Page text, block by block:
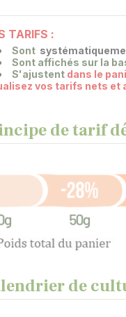
TARIFS :
Sont
Sont affichés sur la
S'ajustent dans le
vos tarifs nets et
de tarif
de